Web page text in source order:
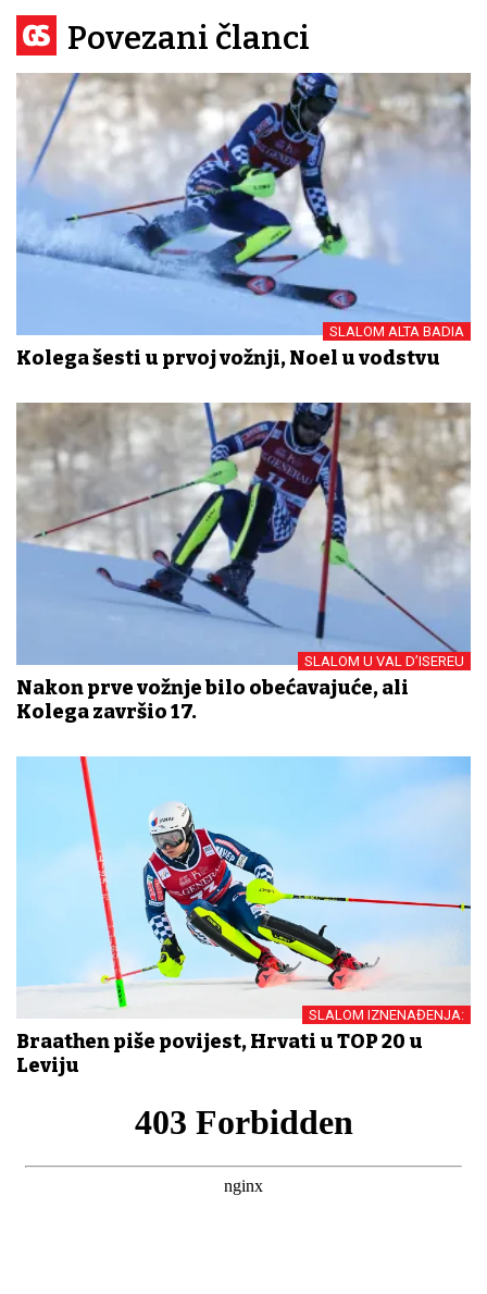
Povezani članci
SLALOM ALTA BADIA
Kolega šesti u prvoj vožnji, Noel u vodstvu
SLALOM U VAL D’ISEREU
Nakon prve vožnje bilo obećavajuće, ali
Kolega završio 17.
SLALOM IZNENAĐENJA:
Braathen piše povijest, Hrvati u TOP 20 u
Leviju